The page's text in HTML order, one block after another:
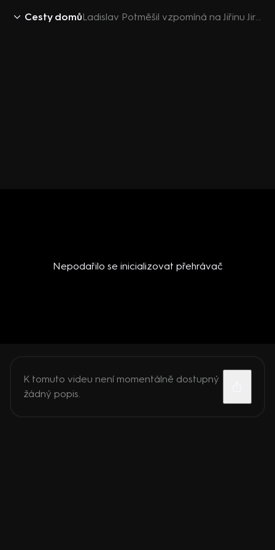
Cesty domů Ladislav Potměšil vzpomíná na Jiřinu Jiráskovou
Nepodařilo se inicializovat přehrávač
K tomuto videu není momentálně dostupný
žádný popis.